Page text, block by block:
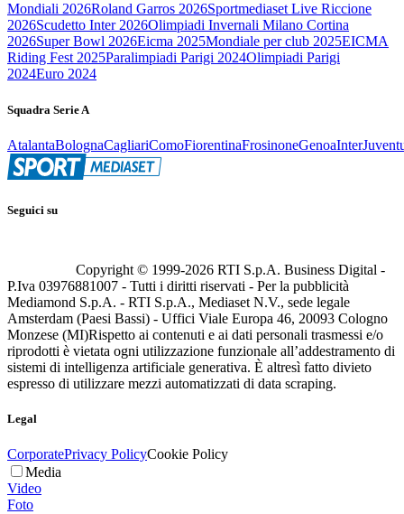
Mondiali 2026Roland Garros 2026Sportmediaset Live Riccione
2026Scudetto Inter 2026Olimpiadi Invernali Milano Cortina
2026Super Bowl 2026Eicma 2025Mondiale per club 2025EICMA
Riding Fest 2025Paralimpiadi Parigi 2024Olimpiadi Parigi
2024Euro 2024
Squadra Serie A
AtalantaBolognaCagliariComoFiorentinaFrosinoneGenoaInter
Seguici su
Copyright © 1999-2026 RTI S.p.A. Business Digital -
P.Iva 03976881007 - Tutti i diritti riservati - Per la pubblicità
Mediamond S.p.A. - RTI S.p.A., Mediaset N.V., sede legale
Amsterdam (Paesi Bassi) - Uffici Viale Europa 46, 20093 Cologno
Monzese (MI)Rispetto ai contenuti e ai dati personali trasmessi e/o
riprodotti è vietata ogni utilizzazione funzionale all’addestramento di
sistemi di intelligenza artificiale generativa. È altresì fatto divieto
espresso di utilizzare mezzi automatizzati di data scraping.
Legal
CorporatePrivacy PolicyCookie Policy
Media
Video
Foto